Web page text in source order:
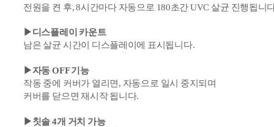
전원을 켠 후,8시간마다 자동으로 180초간UVC 살균 진행됩니
▶디스플레이 카운트
남은 살균 시간이 디스플레이에 표시됩니다.
▶자동 OFF 기능
작동 중에 커버가 열리면, 자동으로 일시 중지되며
커버를 닫으면 재시작 됩니다.
▶칫솔 4개 거치 가능